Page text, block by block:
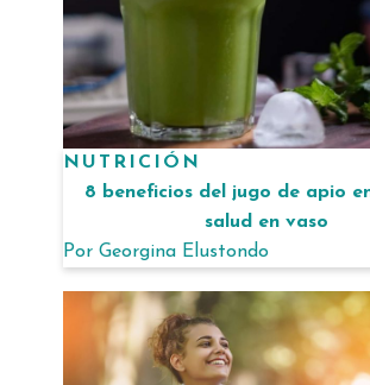
NUTRICIÓN
8 beneficios del jugo de apio
salud en vaso
Por Georgina Elustondo